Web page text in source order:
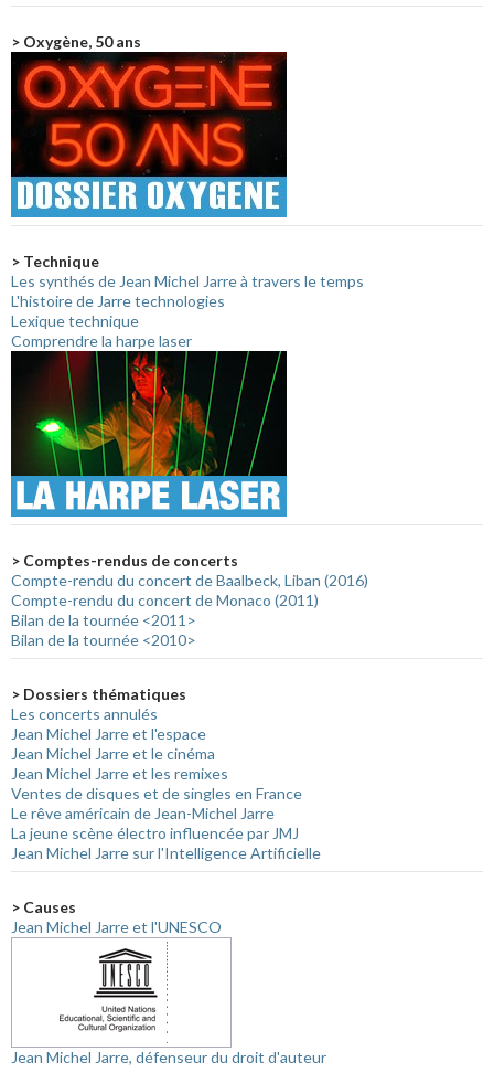
> Oxygène, 50 ans
> Technique
Les synthés de Jean Michel Jarre à travers le temps
L'histoire de Jarre technologies
Lexique technique
Comprendre la harpe laser
> Comptes-rendus de concerts
Compte-rendu du concert de Baalbeck, Liban (2016)
Compte-rendu du concert de Monaco (2011)
Bilan de la tournée <2011>
Bilan de la tournée <2010>
> Dossiers thématiques
Les concerts annulés
Jean Michel Jarre et l'espace
Jean Michel Jarre et le cinéma
Jean Michel Jarre et les remixes
Ventes de disques et de singles en France
Le rêve américain de Jean-Michel Jarre
La jeune scène électro influencée par JMJ
Jean Michel Jarre sur l'Intelligence Artificielle
> Causes
Jean Michel Jarre et l'UNESCO
Jean Michel Jarre, défenseur du droit d'auteur